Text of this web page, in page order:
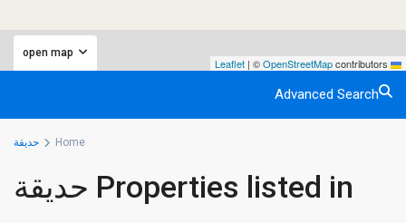
| ©OpenStreetMapcontributors
open map
Advanced Search
Home حديقة
Properties listed in حديقة